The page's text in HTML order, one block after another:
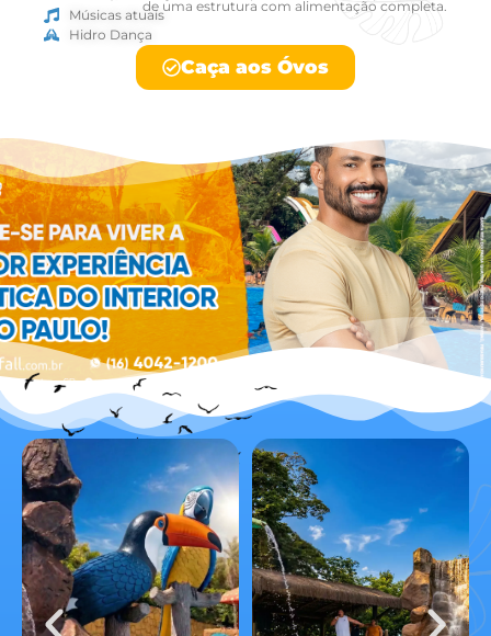
de uma estrutura com alimentação completa.
Músicas atuais
Hidro Dança
Caça aos Óvos